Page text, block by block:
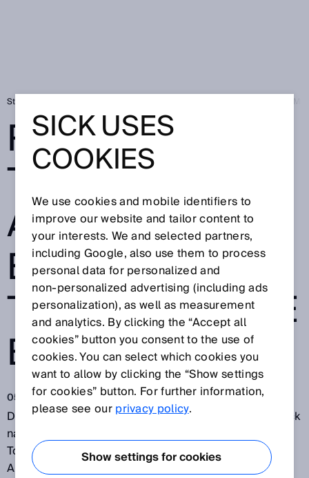
Startseite
RFID-
TECHNOLOGIE:
AUTOMATISIERT
E
TOMATENERNTE
BEI KAGOME
05.03.2018
Die meisten von uns lieben den köstlichen Geschmack
nahrhafter Tomaten – als frisches Gemüse,
Tomatensoße oder mit Pasta. Rund 20 Millionen
Australier essen jedes Jahr 22 kg verarbeitete
SICK USES
COOKIES
We use cookies and mobile identifiers to
improve our website and tailor content to
your interests. We and selected partners,
including Google, also use them to process
personal data for personalized and
non‑personalized advertising (including ads
personalization), as well as measurement
and analytics. By clicking the “Accept all
cookies” button you consent to the use of
cookies. You can select which cookies you
want to allow by clicking the “Show settings
for cookies” button. For further information,
please see ourprivacy policy.
Show settings for cookies